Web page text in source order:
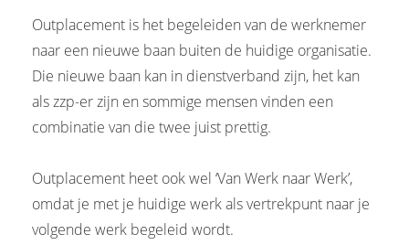
Outplacement is het begeleiden van de werknemer
naar een nieuwe baan buiten de huidige organisatie.
Die nieuwe baan kan in dienstverband zijn, het kan
als zzp-er zijn en sommige mensen vinden een
combinatie van die twee juist prettig.
Outplacement heet ook wel ‘Van Werk naar Werk’,
omdat je met je huidige werk als vertrekpunt naar je
volgende werk begeleid wordt.